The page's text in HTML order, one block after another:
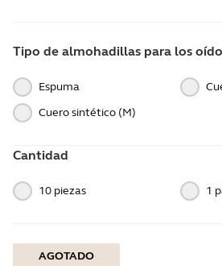
Tipo de almohadillas para los
Espuma
Cuero sintético (M)
Cantidad
10 piezas 1
AGOTADO